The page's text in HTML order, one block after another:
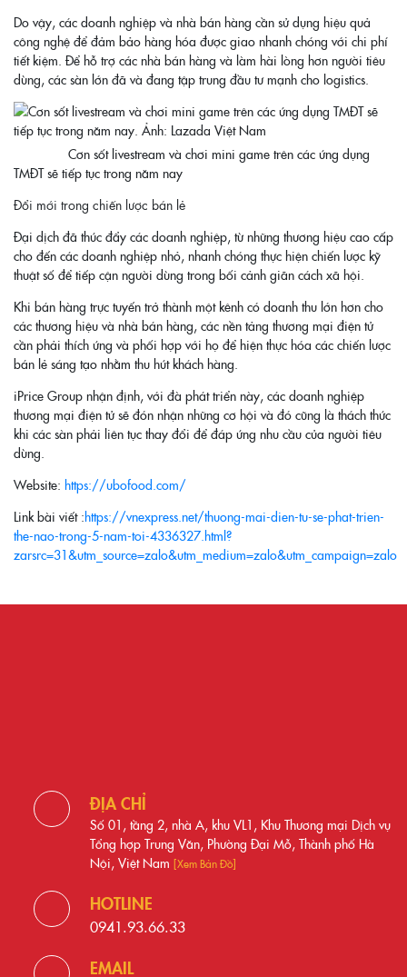
Do vậy, các doanh nghiệp và nhà bán hàng cần sử dụng hiệu quả
công nghệ để đảm bảo hàng hóa được giao nhanh chóng với chi phí
tiết kiệm. Để hỗ trợ các nhà bán hàng và làm hài lòng hơn người tiêu
dùng, các sàn lớn đã và đang tập trung đầu tư mạnh cho logistics.
Cơn sốt livestream và chơi mini game trên các ứng dụng
TMĐT sẽ tiếp tục trong năm nay
Đổi mới trong chiến lược bán lẻ
Đại dịch đã thúc đẩy các doanh nghiệp, từ những thương hiệu cao cấp
cho đến các doanh nghiệp nhỏ, nhanh chóng thực hiện chiến lược kỹ
thuật số để tiếp cận người dùng trong bối cảnh giãn cách xã hội.
Khi bán hàng trực tuyến trở thành một kênh có doanh thu lớn hơn cho
các thương hiệu và nhà bán hàng, các nền tảng thương mại điện tử
cần phải thích ứng và phối hợp với họ để hiện thực hóa các chiến lược
bán lẻ sáng tạo nhằm thu hút khách hàng.
iPrice Group nhận định, với đà phát triển này, các doanh nghiệp
thương mại điện tử sẽ đón nhận những cơ hội và đó cũng là thách thức
khi các sàn phải liên tục thay đổi để đáp ứng nhu cầu của người tiêu
dùng.
Website: https://ubofood.com/
Link bài viết :https://vnexpress.net/thuong-mai-dien-tu-se-phat-trien-
the-nao-trong-5-nam-toi-4336327.html?
zarsrc=31&utm_source=zalo&utm_medium=zalo&utm_campaign=zalo
ĐỊA CHỈ
Số 01, tầng 2, nhà A, khu VL1, Khu Thương mại Dịch vụ
Tổng hợp Trung Văn, Phường Đại Mỗ, Thành phố Hà
Nội, Việt Nam [Xem Bản Đồ]
HOTLINE
0941.93.66.33
EMAIL